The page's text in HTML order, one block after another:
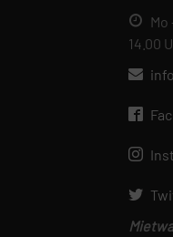
Mo
14.00